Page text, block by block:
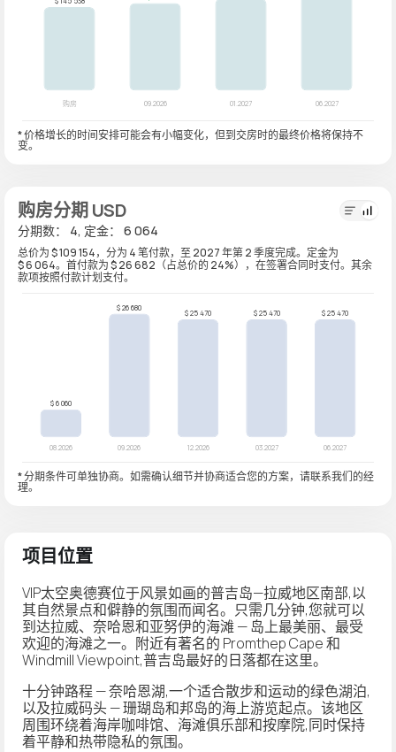
* 价格增长的时间安排可能会有小幅变化，但到交房时的最终价格将保持不
变。
购房分期 USD
分期数： 4, 定金： 6 064
总价为 $ 109 154，分为 4 笔付款，至 2027 年第 2 季度完成。定金为
$ 6 064。首付款为 $ 26 682（占总价的 24%），在签署合同时支付。其余
款项按照付款计划支付。
* 分期条件可单独协商。如需确认细节并协商适合您的方案，请联系我们的经
理。
项目位置
VIP太空奥德赛位于风景如画的普吉岛—拉威地区南部,以
其自然景点和僻静的氛围而闻名。只需几分钟,您就可以
到达拉威、奈哈恩和亚努伊的海滩 — 岛上最美丽、最受
欢迎的海滩之一。附近有著名的 Promthep Cape 和
Windmill Viewpoint,普吉岛最好的日落都在这里。
十分钟路程 — 奈哈恩湖,一个适合散步和运动的绿色湖泊,
以及拉威码头 — 珊瑚岛和邦岛的海上游览起点。该地区
周围环绕着海岸咖啡馆、海滩俱乐部和按摩院,同时保持
着平静和热带隐私的氛围。